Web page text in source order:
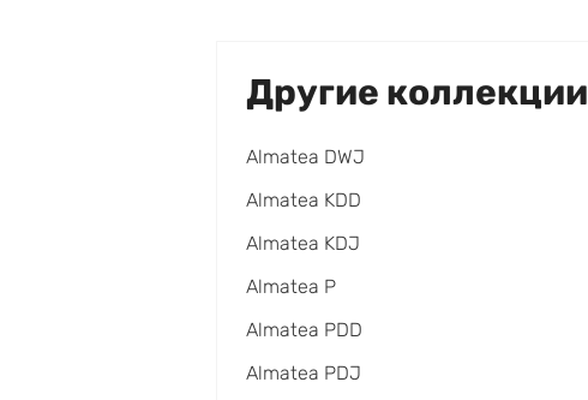
Другие коллекции
Almatea DWJ
Almatea KDD
Almatea KDJ
Almatea P
Almatea PDD
Almatea PDJ